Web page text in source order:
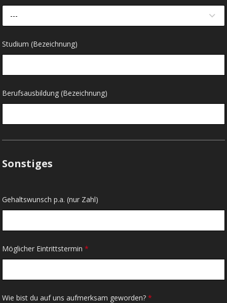
---
Studium (Bezeichnung)
Berufsausbildung (Bezeichnung)
Sonstiges
Gehaltswunsch p.a. (nur Zahl)
Möglicher Eintrittstermin*
Wie bist du auf uns aufmerksam geworden?*